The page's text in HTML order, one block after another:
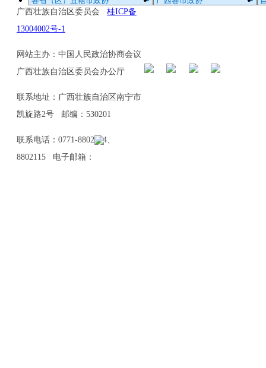
广西壮族自治区委员会 桂ICP备
13004002号-1
网站主办：中国人民政治协商会议
广西壮族自治区委员会办公厅
联系地址：广西壮族自治区南宁市
凯旋路2号 邮编：530201
联系电话：0771-8802114、
8802115 电子邮箱：